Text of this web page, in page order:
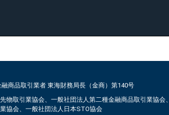
商品取引業者 東海財務局長（金商）第140号
物取引業協会、一般社団法人第二種金融商品取引業協会、
協会、一般社団法人日本STO協会